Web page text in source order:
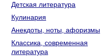
Детская литература
Кулинария
Анекдоты, ноты, афоризмы
Классика, современная
литература